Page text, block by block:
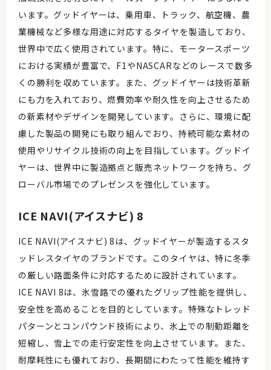
います。グッドイヤーは、乗用車、トラック、航空機、農
業機械など多様な用途に対応するタイヤを製造しており、
世界中で広く使用されています。特に、モータースポーツ
における実績が豊富で、F1やNASCARなどのレースで数多
くの勝利を収めています。また、グッドイヤーは技術革新
にも力を入れており、燃費効率や耐久性を向上させるため
の新素材やデザインを開発しています。さらに、環境に配
慮した製品の開発にも取り組んでおり、持続可能な素材の
使用やリサイクル技術の向上を目指しています。グッドイ
ヤーは、世界中に製造拠点と販売ネットワークを持ち、グ
ローバル市場でのプレゼンスを強化しています。
ICE NAVI(アイスナビ) 8
ICE NAVI(アイスナビ) 8は、グッドイヤーが製造するスタ
ッドレスタイヤのブランドです。このタイヤは、特に冬季
の厳しい路面条件に対応するために設計されています。
ICE NAVI 8は、氷雪路での優れたグリップ性能を提供し、
安全性を高めることを目的としています。特殊なトレッド
パターンとコンパウンド技術により、氷上での制動距離を
短縮し、雪上での走行安定性を向上させています。また、
耐摩耗性にも優れており、長期間にわたって性能を維持す